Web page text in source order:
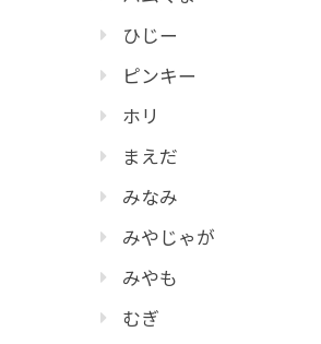
ひじー
ピンキー
ホリ
まえだ
みなみ
みやじゃが
みやも
むぎ